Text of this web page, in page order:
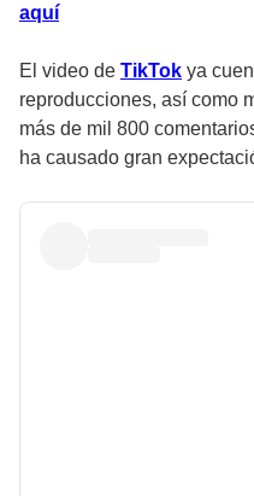
aquí
El video de TikTok ya
reproducciones, así como
más de mil 800
ha causado gran